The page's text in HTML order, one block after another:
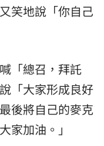
笑地說「你自己
「總召，拜託
「大家形成良好
後將自己的麥克
家加油。」